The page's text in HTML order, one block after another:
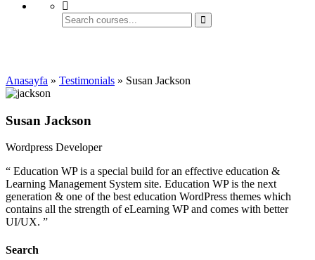
Anasayfa » Testimonials » Susan Jackson
Susan Jackson
Wordpress Developer
“ Education WP is a special build for an effective education &
Learning Management System site. Education WP is the next
generation & one of the best education WordPress themes which
contains all the strength of eLearning WP and comes with better
UI/UX. ”
Search